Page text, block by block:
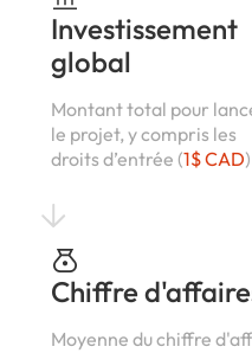
Investissement
global
Montant total pour
le projet, y compris les
droits d’entrée (1$ CAD)
Chiffre
Moyenne du chiffre